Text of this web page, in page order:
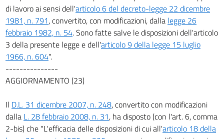
di lavoro ai sensi dell'articolo 6 del decreto-legge 22 dicembre
1981, n. 791, convertito, con modificazioni, dalla legge 26
febbraio 1982, n. 54. Sono fatte salve le disposizioni dell'articolo
3 della presente legge e dell'articolo 9 della legge 15 luglio
1966, n. 604".
---------------
AGGIORNAMENTO (23)
Il D.L. 31 dicembre 2007, n. 248, convertito con modificazioni
dalla L. 28 febbraio 2008, n. 31, ha disposto (con l'art. 6, comma
2-bis) che "L'efficacia delle disposizioni di cui all'articolo 18 della